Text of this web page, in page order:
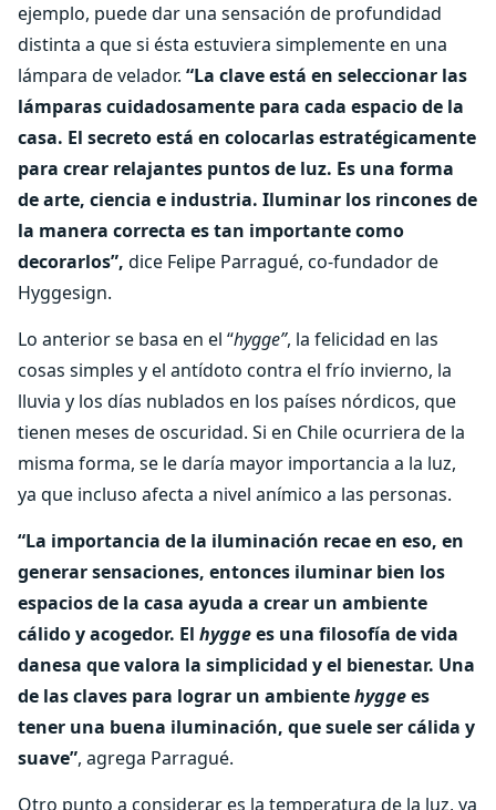
ejemplo, puede dar una sensación de profundidad
distinta a que si ésta estuviera simplemente en una
lámpara de velador. “La clave está en seleccionar las
lámparas cuidadosamente para cada espacio de la
casa. El secreto está en colocarlas estratégicamente
para crear relajantes puntos de luz. Es una forma
de arte, ciencia e industria. Iluminar los rincones de
la manera correcta es tan importante como
decorarlos”, dice Felipe Parragué, co-fundador de
Hyggesign.
Lo anterior se basa en el “hygge”, la felicidad en las
cosas simples y el antídoto contra el frío invierno, la
lluvia y los días nublados en los países nórdicos, que
tienen meses de oscuridad. Si en Chile ocurriera de la
misma forma, se le daría mayor importancia a la luz,
ya que incluso afecta a nivel anímico a las personas.
“La importancia de la iluminación recae en eso, en
generar sensaciones, entonces iluminar bien los
espacios de la casa ayuda a crear un ambiente
cálido y acogedor. El hyggees una filosofía de vida
danesa que valora la simplicidad y el bienestar. Una
de las claves para lograr un ambientehyggees
tener una buena iluminación, que suele ser cálida y
suave”, agrega Parragué.
Otro punto a considerar es la temperatura de la luz, ya